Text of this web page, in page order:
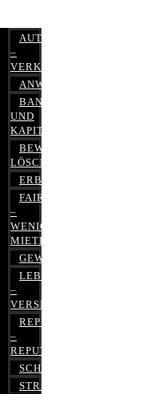
AUTOBETRUG
–
VERKEHRSRECHT
ANWALTSHAFTUNGSRECHT
BANK-
UND
KAPITALMARKTRECHT
BEWERTUNGEN
LÖSCHEN
ERBRECHT
FAIRMIETEN
–
WENIGER
MIETE
GEWERBERECHT
LEBENSVERSICHERUNG
–
VERSICHERUNGSRECHT
REPUTATIONSRECHT
–
REPUTATIONSMANAGEMENT
SCHUFARECHT
STRAFRECHT